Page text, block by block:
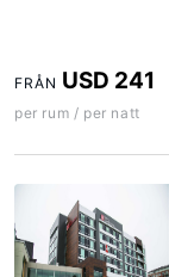
FRÅN USD 241
per rum / per natt